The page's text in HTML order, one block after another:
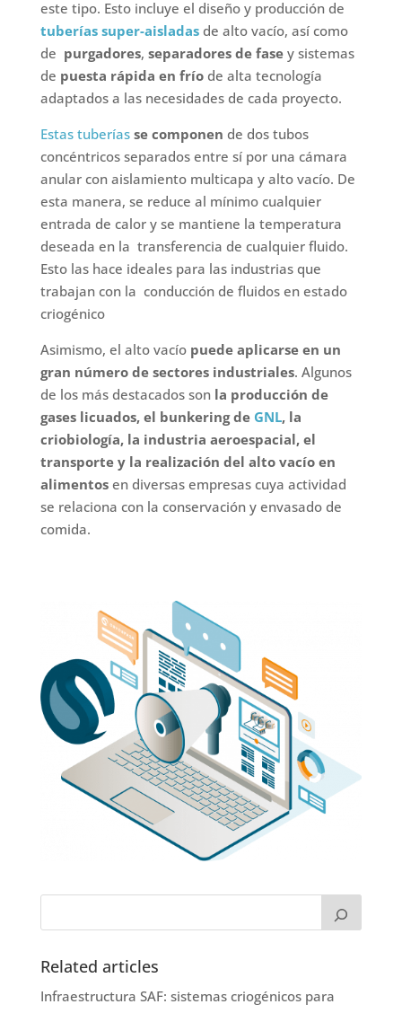
este tipo. Esto incluye el diseño y producción de
tuberías super-aisladasde alto vacío, así como
de purgadores, separadores de fasey sistemas
de puesta rápida en fríode alta tecnología
adaptados a las necesidades de cada proyecto.
Estas tuberías se componen de dos tubos
concéntricos separados entre sí por una cámara
anular con aislamiento multicapa y alto vacío. De
esta manera, se reduce al mínimo cualquier
entrada de calor y se mantiene la temperatura
deseada en la transferencia de cualquier fluido.
Esto las hace ideales para las industrias que
trabajan con la conducción de fluidos en estado
criogénico
Asimismo, el alto vacío puede aplicarse en un
gran número de sectores industriales. Algunos
de los más destacados son la producción de
gases licuados, el bunkering de GNL, la
criobiología, la industria aeroespacial, el
transporte y la realización del alto vacío en
alimentosen diversas empresas cuya actividad
se relaciona con la conservación y envasado de
comida.
Related articles
Infraestructura SAF: sistemas criogénicos para